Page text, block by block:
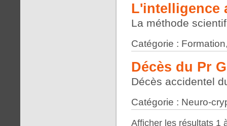
L'intelligence
La méthode
Catégorie :
Décès du Pr
Décès accidentel
Catégorie : Neuro-
Afficher les résultats 1